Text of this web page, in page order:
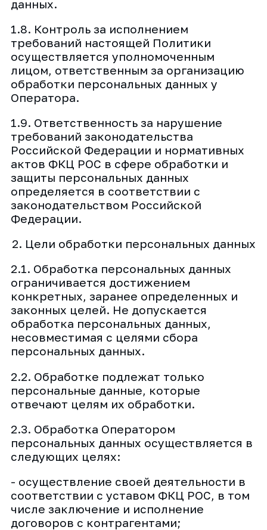
данных.
1.8. Контроль за исполнением
требований настоящей Политики
осуществляется уполномоченным
лицом, ответственным за организацию
обработки персональных данных у
Оператора.
1.9. Ответственность за нарушение
требований законодательства
Российской Федерации и нормативных
актов ФКЦ РОС в сфере обработки и
защиты персональных данных
определяется в соответствии с
законодательством Российской
Федерации.
2. Цели обработки персональных данных
2.1. Обработка персональных данных
ограничивается достижением
конкретных, заранее определенных и
законных целей. Не допускается
обработка персональных данных,
несовместимая с целями сбора
персональных данных.
2.2. Обработке подлежат только
персональные данные, которые
отвечают целям их обработки.
2.3. Обработка Оператором
персональных данных осуществляется в
следующих целях:
- осуществление своей деятельности в
соответствии с уставом ФКЦ РОС, в том
числе заключение и исполнение
договоров с контрагентами;